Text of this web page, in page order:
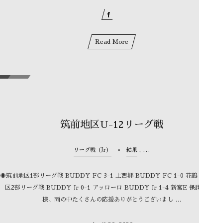
Read More
筑前地区U-12リーグ戦
リーグ戦（Jr） 結果 , …
◉筑前地区1部リーグ戦 BUDDY FC 3-1 上西郷 BUDDY FC 1-0 花
区2部リーグ戦 BUDDY Jr 0-1 アッローロ BUDDY Jr 1-4 新宮E 保
様、雨の中たくさんの応援ありがとうございまし ...